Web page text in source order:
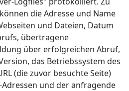
die Adresse und Name
und Dateien, Datum
übertragene
über erfolgreichen Abruf,
das Betriebssystem des
(die zuvor besuchte Seite)
Adressen und der anfragende